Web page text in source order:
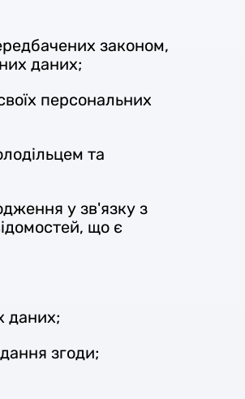
законом,
даних;
персональних
та
у зв'язку з
що є
даних;
згоди;